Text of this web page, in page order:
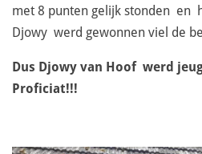
met 8 punten gelijk stonden en
Djowy werd gewonnen viel de
Dus Djowy van Hoof werd
Proficiat!!!